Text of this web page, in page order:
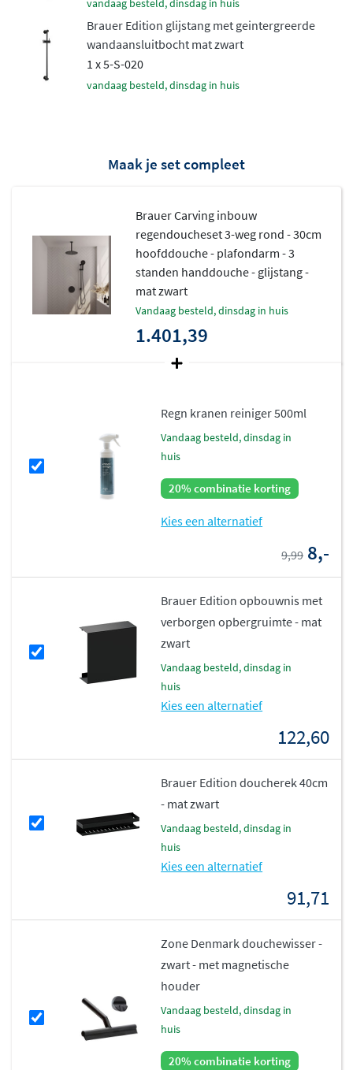
De ingebouwdethermostaatkraanhoudt de
watertemperatuur constant, ook als elders in huis water
wordt gebruikt. Hierdoor voorkom je vervelende
uitstraling krijgt. De thermostaat is voorzien van
vandaag besteld, dinsdag in huis
Brauer Edition glijstang met geintergreerde
wandaansluitbocht mat zwart
1 x 5-S-020
vandaag besteld, dinsdag in huis
Maak je set compleet
Brauer Carving inbouw
regendoucheset 3-weg rond - 30cm
hoofddouche - plafondarm - 3
standen handdouche - glijstang -
mat zwart
vandaag besteld, dinsdag in huis
1.401,39
Regn kranen reiniger 500ml
vandaag besteld, dinsdag in
huis
20% combinatie korting
Kies een alternatief
9,99 8,-
Brauer Edition opbouwnis met
verborgen opbergruimte - mat
zwart
vandaag besteld, dinsdag in
huis
Kies een alternatief
122,60
Brauer Edition doucherek 40cm
- mat zwart
vandaag besteld, dinsdag in
huis
Kies een alternatief
91,71
Zone Denmark douchewisser -
zwart - met magnetische
houder
vandaag besteld, dinsdag in
huis
20% combinatie korting